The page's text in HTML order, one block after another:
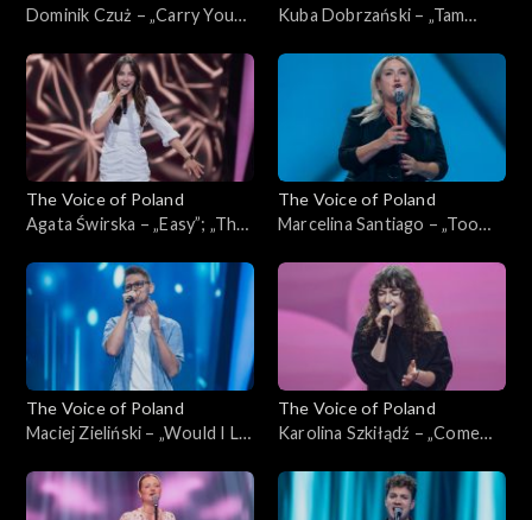
Dominik Czuż – „Carry You
Poland”, Przesłuchania w
ciemno, 4 października 2025
Kuba Dobrzański – „Tam
of Poland”, Przesłuchania w
ciemno, 4 października 2025
The Voice of Poland
Agata Świrska – „Easy”; „The
Przesłuchania w ciemno, 4
października 2025
The Voice of Poland
Marcelina Santiago – „Too
Poland”, Przesłuchania w
ciemno, 4 października 2025
The Voice of Poland
Maciej Zieliński – „Would I Lie
Poland”, Przesłuchania w
ciemno, 4 października 2025
The Voice of Poland
Karolina Szkiłądź – „Come
of Poland”, Przesłuchania w
ciemno, 4 października 2025